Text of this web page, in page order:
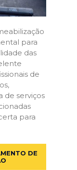
para
das
de
de serviços
para
DE